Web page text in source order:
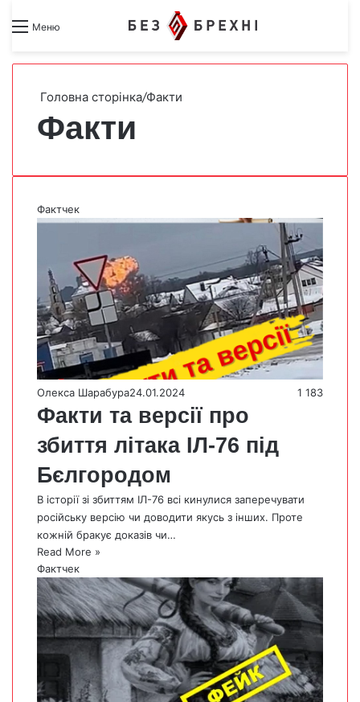
Меню Search forSwitch skin
Головна сторінка/Факти
Факти
Фактчек
Олекса Шарабура24.01.2024 1 183
Факти та версії про
збиття літака ІЛ-76 під
Бєлгородом
В історії зі збиттям ІЛ-76 всі кинулися заперечувати
російську версію чи доводити якусь з інших. Проте
кожній бракує доказів чи…
Read More »
Фактчек